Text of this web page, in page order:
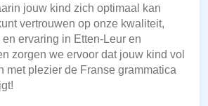
jouw kind zich optimaal kan
vertrouwen op onze kwaliteit,
ervaring in Etten-Leur en
zorgen we ervoor dat jouw kind vol
met plezier de Franse grammatica